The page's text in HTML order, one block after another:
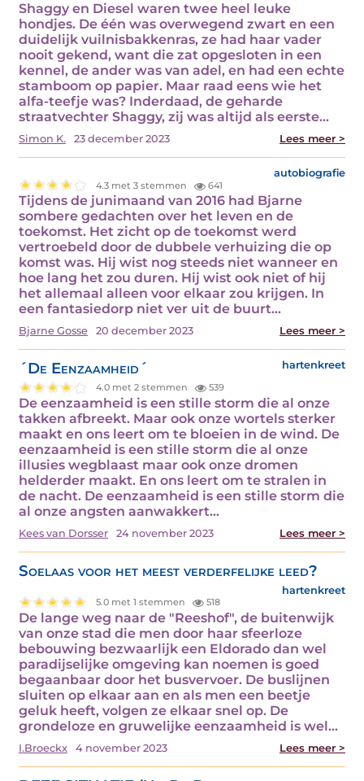
Shaggy en Diesel waren twee heel leuke
hondjes. De één was overwegend zwart en een
duidelijk vuilnisbakkenras, ze had haar vader
nooit gekend, want die zat opgesloten in een
kennel, de ander was van adel, en had een echte
stamboom op papier. Maar raad eens wie het
alfa-teefje was? Inderdaad, de geharde
straatvechter Shaggy, zij was altijd als eerste…
Simon K. 23 december 2023 Lees meer >
autobiografie
4.3 met 3 stemmen 641
Tijdens de junimaand van 2016 had Bjarne
sombere gedachten over het leven en de
toekomst. Het zicht op de toekomst werd
vertroebeld door de dubbele verhuizing die op
komst was. Hij wist nog steeds niet wanneer en
hoe lang het zou duren. Hij wist ook niet of hij
het allemaal alleen voor elkaar zou krijgen. In
een fantasiedorp niet ver uit de buurt…
Bjarne Gosse 20 december 2023 Lees meer >
´De Eenzaamheid´ hartenkreet
4.0 met 2 stemmen 539
De eenzaamheid is een stille storm die al onze
takken afbreekt. Maar ook onze wortels sterker
maakt en ons leert om te bloeien in de wind. De
eenzaamheid is een stille storm die al onze
illusies wegblaast maar ook onze dromen
helderder maakt. En ons leert om te stralen in
de nacht. De eenzaamheid is een stille storm die
al onze angsten aanwakkert…
Kees van Dorsser 24 november 2023 Lees meer >
Soelaas voor het meest verderfelijke leed?
hartenkreet
5.0 met 1 stemmen 518
De lange weg naar de "Reeshof", de buitenwijk
van onze stad die men door haar sfeerloze
bebouwing bezwaarlijk een Eldorado dan wel
paradijselijke omgeving kan noemen is goed
begaanbaar door het busvervoer. De buslijnen
sluiten op elkaar aan en als men een beetje
geluk heeft, volgen ze elkaar snel op. De
grondeloze en gruwelijke eenzaamheid is wel…
I.Broeckx 4 november 2023 Lees meer >